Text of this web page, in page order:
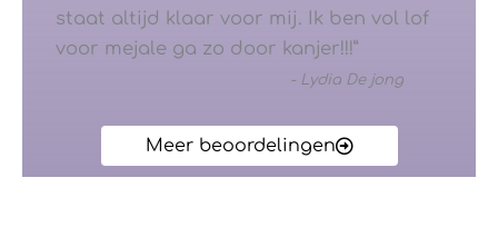
staat altijd klaar voor mij. Ik ben vol lof
voor mejale ga zo door kanjer!!!”
- Lydia De jong
Meer beoordelingen